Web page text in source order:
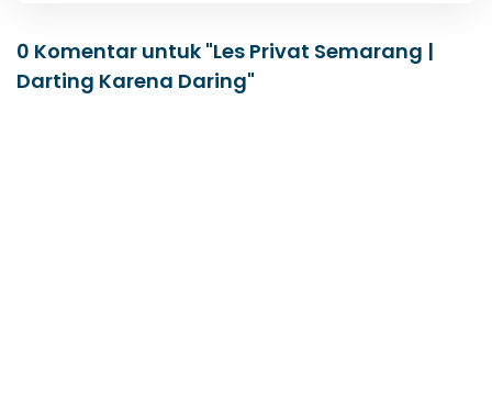
0 Komentar untuk "Les Privat Semarang |
Darting Karena Daring"